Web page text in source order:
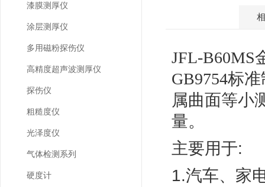
漆膜测厚仪
涂层测厚仪
多用磁粉探伤仪
高精度超声波测厚仪
探伤仪
粗糙度仪
光泽度仪
气体检测系列
硬度计
JFL-B60MS
GB9754标准
属曲面等小
量。
主要用于:
1.汽车、家